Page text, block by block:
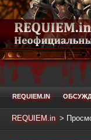
REQUIEM.IN
REQUIEM.in >